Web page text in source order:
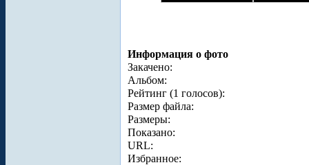
Информация о фото
Закачено:
Альбом:
Рейтинг (1 голосов):
Размер файла:
Размеры:
Показано:
URL:
Избранное: